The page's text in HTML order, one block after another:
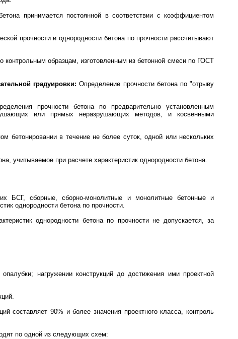
принимается постоянной в соответствии с коэффициентом
прочности и однородности бетона по прочности рассчитывают
контрольным образцам, изготовленным из бетонной смеси по ГОСТ
градуировки: Определение прочности бетона по "отрыву
прочности бетона по предварительно установленным
или прямых неразрушающих методов, и косвенными
бетонировании в течение не более суток, одной или нескольких
учитываемое при расчете характеристик однородности бетона.
БСГ, сборные, сборно-монолитные и монолитные бетонные и
однородности бетона по прочности.
однородности бетона по прочности не допускается, за
нагружении конструкций до достижения ими проектной
составляет 90% и более значения проектного класса, контроль
по одной из следующих схем: